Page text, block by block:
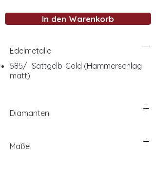
In den Warenkorb
Edelmetalle
585/- Sattgelb-Gold (Hammerschlag
matt)
Diamanten
Maße